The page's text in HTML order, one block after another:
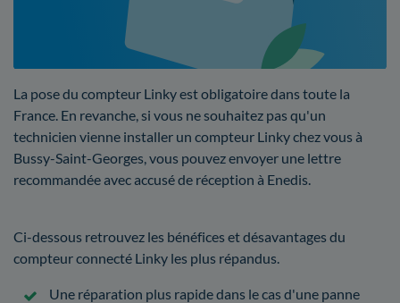
La pose du compteur Linky est obligatoire dans toute la
France. En revanche, si vous ne souhaitez pas qu'un
technicien vienne installer un compteur Linky chez vous à
Bussy-Saint-Georges, vous pouvez envoyer une lettre
recommandée avec accusé de réception à Enedis.
Ci-dessous retrouvez les bénéfices et désavantages du
compteur connecté Linky les plus répandus.
Une réparation plus rapide dans le cas d'une panne